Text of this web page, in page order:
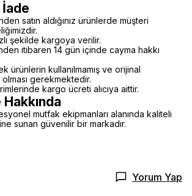
satın aldığınız ürünlerde müşteri
şekilde kargoya verilir.
itibaren 14 gün içinde cayma hakkı
ürünlerin kullanılmamış ve orijinal
olması gerekmektedir.
kargo ücreti alıcıya aittir.
mutfak ekipmanları alanında kaliteli
sunan güvenilir bir markadır.
Yorum Yap